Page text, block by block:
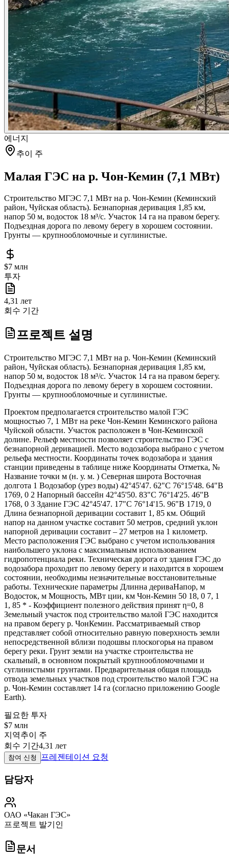
에너지
추이 주
Малая ГЭС на р. Чон-Кемин (7,1 МВт)
Строительство МГЭС 7,1 МВт на р. Чон-Кемин (Кеминский
район, Чуйская область). Безнапорная деривация 1,85 км,
напор 50 м, водосток 18 м³/с. Участок 14 га на правом берегу.
Подъездная дорога по левому берегу в хорошем состоянии.
Грунты — крупнообломочные и суглинистые.
$7 млн
투자
4,31 лет
회수 기간
프로젝트 설명
Строительство МГЭС 7,1 МВт на р. Чон-Кемин (Кеминский
район, Чуйская область). Безнапорная деривация 1,85 км,
напор 50 м, водосток 18 м³/с. Участок 14 га на правом берегу.
Подъездная дорога по левому берегу в хорошем состоянии.
Грунты — крупнообломочные и суглинистые.
Проектом предполагается строительство малой ГЭС
мощностью 7, 1 МВт на реке Чон-Кемин Кеминского района
Чуйской области. Участок расположен в Чон-Кеминской
долине. Рельеф местности позволяет строительство ГЭС с
безнапорной деривацией. Место водозабора выбрано с учетом
рельефа местности. Координаты точек водозабора и здания
станции приведены в таблице ниже Координаты Отметка, №
Название точки м (н. у. м. ) Северная широта Восточная
долгота 1 Водозабор (урез воды) 42°45'47. 62"С 76°15'48. 64"В
1769, 0 2 Напорный бассейн 42°45'50. 83"С 76°14'25. 46"В
1768, 0 3 Здание ГЭС 42°45'47. 17"С 76°14'15. 96"В 1719, 0
Длина безнапорной деривации составит 1, 85 км. Общий
напор на данном участке составит 50 метров, средний уклон
напорной деривации составит – 27 метров на 1 километр.
Место расположения ГЭС выбрано с учетом использования
наибольшего уклона с максимальным использованием
гидропотенциала реки. Техническая дорога от здания ГЭС до
водозабора проходит по левому берегу и находится в хорошем
состоянии, необходимы незначительные восстановительные
работы. Технические параметры Длинна дериваНапор, м
Водосток, м Мощность, МВт ции, км Чон-Кемин 50 18, 0 7, 1
1, 85 * - Коэффициент полезного действия принят η=0, 8
Земельный участок под строительство малой ГЭС находится
на правом берегу р. ЧонКемин. Рассматриваемый створ
представляет собой относительно равную поверхность земли
непосредственной вблизи подошвы плоскогорья на правом
берегу реки. Грунт земли на участке строительства не
скальный, в основном покрытый крупнообломочными и
суглинистыми грунтами. Предварительная общая площадь
отвода земельных участков под строительство малой ГЭС на
р. Чон-Кемин составляет 14 га (согласно приложению Google
Earth).
필요한 투자
$7 млн
지역추이 주
회수 기간4,31 лет
참여 신청 프레젠테이션 요청
담당자
ОАО «Чакан ГЭС»
프로젝트 발기인
문서